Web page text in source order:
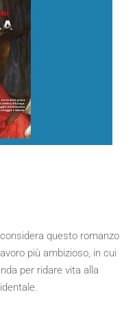
questo romanzo
più ambizioso, in cui
per ridare vita alla